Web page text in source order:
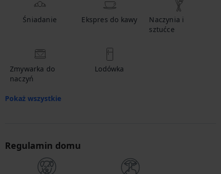
Śniadanie Ekspres do kawy
Naczynia i
sztućce
Zmywarka do
naczyń
Lodówka
Pokaż wszystkie
Regulamin domu